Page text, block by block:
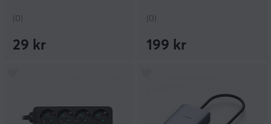
(0)
29 kr
(0)
199 kr